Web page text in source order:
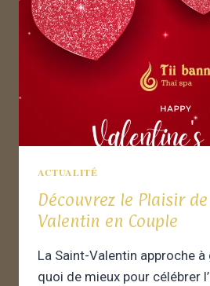
ACTUALITÉ
Découvrez le Plaisir
Valentin en Couple
La Saint-Valentin approche
quoi de mieux pour célébrer